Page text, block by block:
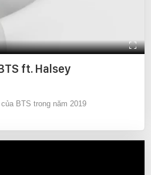
ft. Halsey
BTS trong năm 2019